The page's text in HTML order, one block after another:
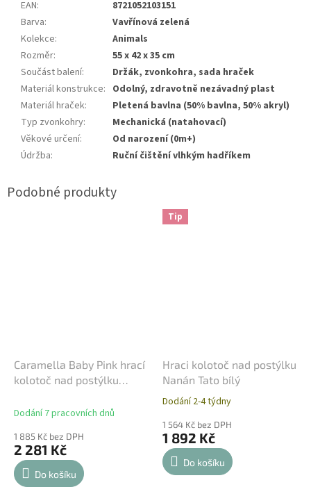
EAN:
8721052103151
Barva:
Vavřínová zelená
Kolekce:
Animals
Rozměr:
55 x 42 x 35 cm
Součást balení:
Držák, zvonkohra, sada hraček
Materiál konstrukce: Odolný, zdravotně nezávadný plast
Materiál hraček:
Pletená bavlna (50% bavlna, 50% akryl)
Typ zvonkohry:
Mechanická (natahovací)
Věkové určení:
Od narození (0m+)
Údržba: Ruční čištění vlhkým hadříkem
Caramella Baby Pink hrací
kolotoč nad postýlku
Dodání 7 pracovních dnů
1 885 Kč bez DPH
2 281 Kč
Do košíku
Tip
Hraci kolotoč nad postýlku
Nanán Tato bílý
Průměrné
produktu
je
5,0
z
Dodání 2-4 týdny
1 564 Kč bez DPH
1 892 Kč
Do košíku